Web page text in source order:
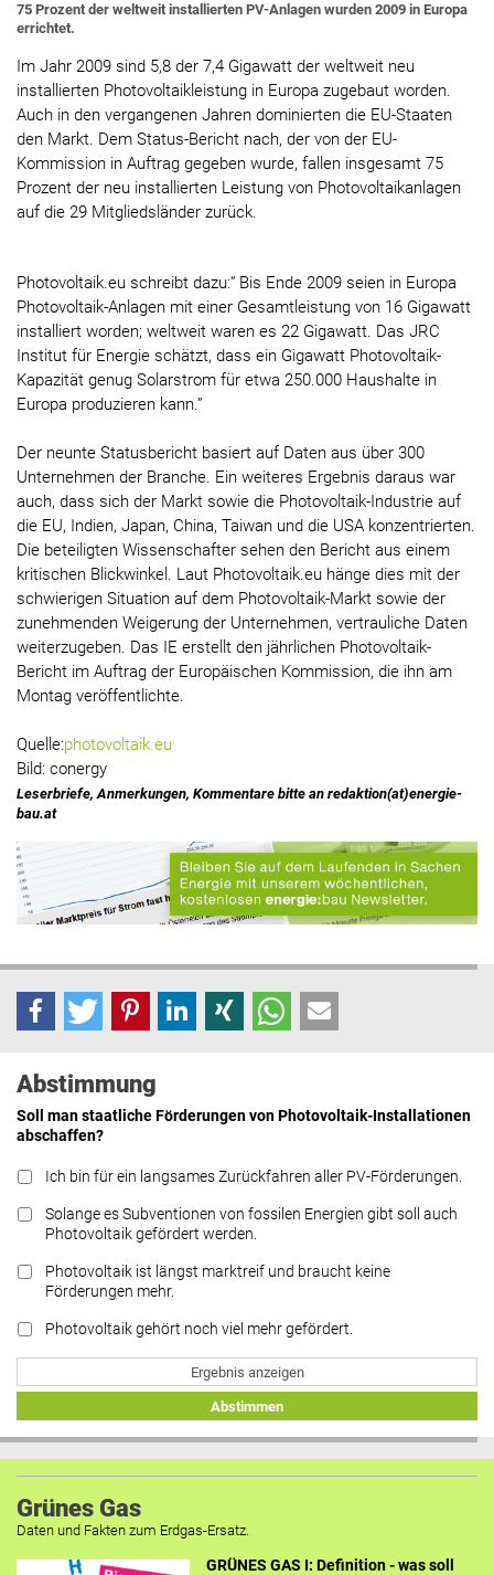
75 Prozent der weltweit installierten PV-Anlagen wurden 2009 in Europa
errichtet.
Im Jahr 2009 sind 5,8 der 7,4 Gigawatt der weltweit neu
installierten Photovoltaikleistung in Europa zugebaut worden.
Auch in den vergangenen Jahren dominierten die EU-Staaten
den Markt. Dem Status-Bericht nach, der von der EU-
Kommission in Auftrag gegeben wurde, fallen insgesamt 75
Prozent der neu installierten Leistung von Photovoltaikanlagen
auf die 29 Mitgliedsländer zurück.
Photovoltaik.eu schreibt dazu:“ Bis Ende 2009 seien in Europa
Photovoltaik-Anlagen mit einer Gesamtleistung von 16 Gigawatt
installiert worden; weltweit waren es 22 Gigawatt. Das JRC
Institut für Energie schätzt, dass ein Gigawatt Photovoltaik-
Kapazität genug Solarstrom für etwa 250.000 Haushalte in
Europa produzieren kann.”
Der neunte Statusbericht basiert auf Daten aus über 300
Unternehmen der Branche. Ein weiteres Ergebnis daraus war
auch, dass sich der Markt sowie die Photovoltaik-Industrie auf
die EU, Indien, Japan, China, Taiwan und die USA konzentrierten.
Die beteiligten Wissenschafter sehen den Bericht aus einem
kritischen Blickwinkel. Laut Photovoltaik.eu hänge dies mit der
schwierigen Situation auf dem Photovoltaik-Markt sowie der
zunehmenden Weigerung der Unternehmen, vertrauliche Daten
weiterzugeben. Das IE erstellt den jährlichen Photovoltaik-
Bericht im Auftrag der Europäischen Kommission, die ihn am
Montag veröffentlichte.
Quelle:photovoltaik.eu
Bild: conergy
Leserbriefe, Anmerkungen, Kommentare bitte an redaktion(at)energie-
bau.at
Abstimmung
Soll man staatliche Förderungen von Photovoltaik-Installationen
abschaffen?
Ich bin für ein langsames Zurückfahren aller PV-Förderungen.
Solange es Subventionen von fossilen Energien gibt soll auch
Photovoltaik gefördert werden.
Photovoltaik ist längst marktreif und braucht keine
Förderungen mehr.
Photovoltaik gehört noch viel mehr gefördert.
Ergebnis anzeigen
Abstimmen
Grünes Gas
Daten und Fakten zum Erdgas-Ersatz.
GRÜNES GAS I: Definition - was soll